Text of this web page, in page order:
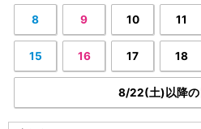
8 9 10 11
15 16 17 18
8/22(土)以降の